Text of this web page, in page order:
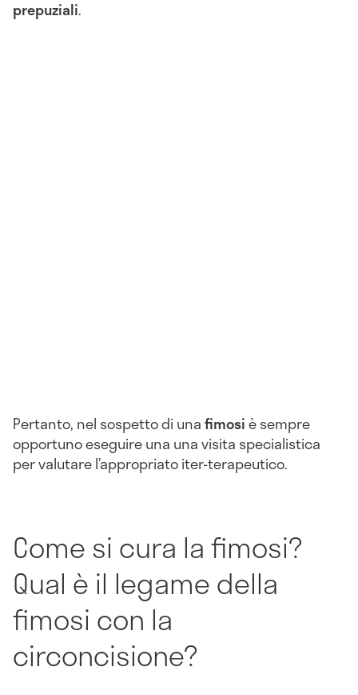
prepuziali.
Pertanto, nel sospetto di unafimosiè sempre
opportuno eseguire una una visita specialistica
per valutare l’appropriato iter-terapeutico.
Come si cura la fimosi?
Qual è il legame della
fimosi con la
circoncisione?